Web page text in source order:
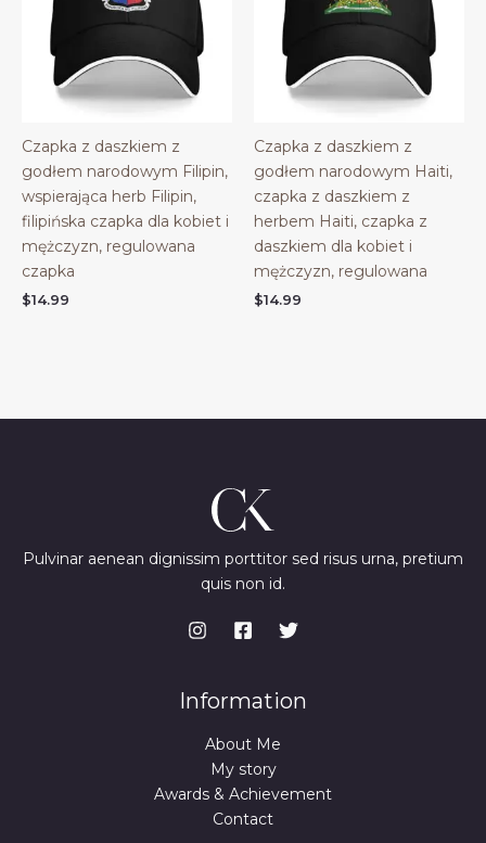
Czapka z daszkiem z
godłem narodowym Filipin,
wspierająca herb Filipin,
filipińska czapka dla kobiet i
mężczyzn, regulowana
czapka
$14.99
Czapka z daszkiem z
godłem narodowym Haiti,
czapka z daszkiem z
herbem Haiti, czapka z
daszkiem dla kobiet i
mężczyzn, regulowana
$14.99
Pulvinar aenean dignissim porttitor sed risus urna, pretium
quis non id.
Information
About Me
My story
Awards & Achievement
Contact